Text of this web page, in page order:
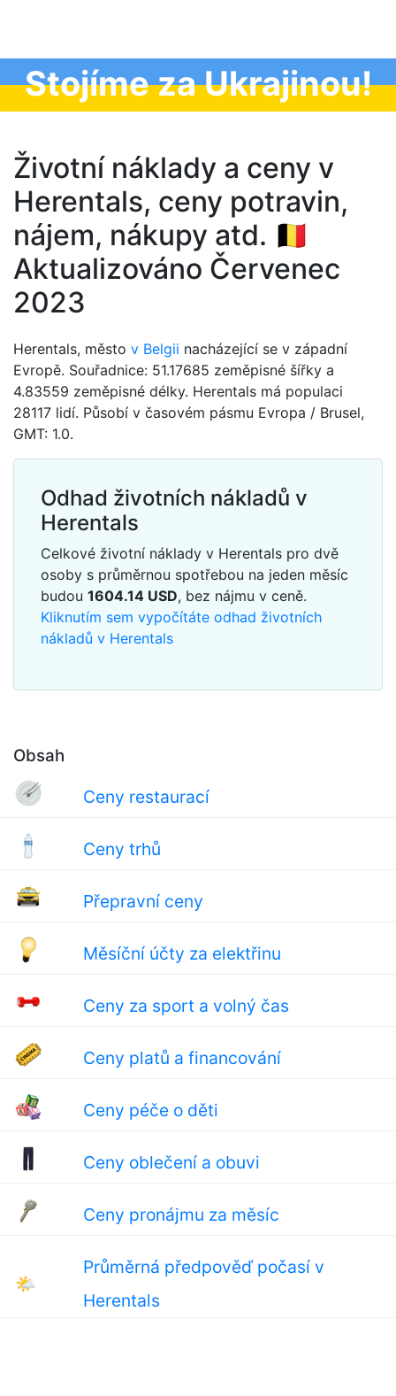
Stojíme za Ukrajinou!
Životní náklady a ceny v
Herentals, ceny potravin,
nájem, nákupy atd. 🇧🇪
Aktualizováno Červenec
2023
Obsah
Ceny restaurací
Ceny trhů
Přepravní ceny
Měsíční účty za elektřinu
Ceny za sport a volný čas
Ceny platů a financování
Ceny péče o děti
Ceny oblečení a obuvi
Ceny pronájmu za měsíc
🌤
Průměrná předpověď počasí v
Herentals
Herentals, město v Belgii nacházející se v západní
Evropě. Souřadnice: 51.17685 zeměpisné šířky a
4.83559 zeměpisné délky. Herentals má populaci
28117 lidí. Působí v časovém pásmu Evropa / Brusel,
GMT: 1.0.
Odhad životních nákladů v
Herentals
Celkové životní náklady v Herentals pro dvě
osoby s průměrnou spotřebou na jeden měsíc
budou 1604.14 USD, bez nájmu v ceně.
Kliknutím sem vypočítáte odhad životních
nákladů v Herentals